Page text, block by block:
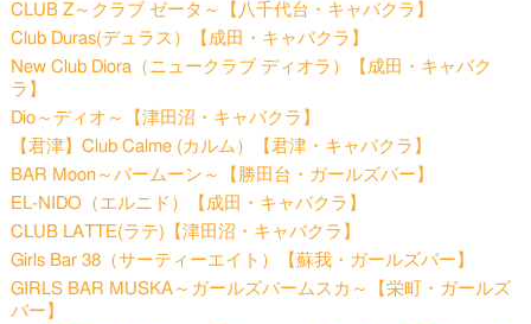
CLUB Z～クラブ ゼータ～【八千代台・キャバクラ】
Club Duras(デュラス）【成田・キャバクラ】
New Club Diora（ニュークラブ ディオラ）【成田・キャバク
ラ】
Dio～ディオ～【津田沼・キャバクラ】
【君津】Club Calme (カルム）【君津・キャバクラ】
BAR Moon～バームーン～【勝田台・ガールズバー】
EL-NIDO（エルニド）【成田・キャバクラ】
CLUB LATTE(ラテ)【津田沼・キャバクラ】
Girls Bar 38（サーティーエイト）【蘇我・ガールズバー】
GIRLS BAR MUSKA～ガールズバームスカ～【栄町・ガールズ
バー】